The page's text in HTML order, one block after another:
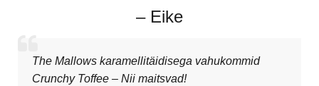
– Eike
The Mallows karamellitäidisega vahukommid
Crunchy Toffee – Nii maitsvad!